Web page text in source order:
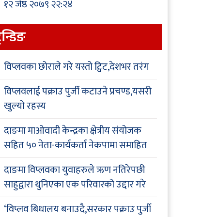
१२ जेष्ठ २०७९ २२:२४
विप्लवका छोराले गरे यस्तो ट्विट,देशभर तरंग
विप्लवलाई पक्राउ पुर्जी कटाउने प्रचण्ड,यसरी
खुल्यो रहस्य
दाङमा माओवादी केन्द्रका क्षेत्रीय संयोजक
सहित ५० नेता-कार्यकर्ता नेकपामा समाहित
दाङमा विप्लवका युवाहरुले ऋण नतिरेपछी
साहुद्वारा थुनिएका एक परिवारको उद्दार गरे
‘विप्लव बिधालय बनाउदै,सरकार पक्राउ पुर्जी